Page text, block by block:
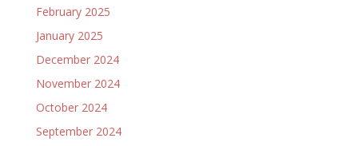
February 2025
January 2025
December 2024
November 2024
October 2024
September 2024